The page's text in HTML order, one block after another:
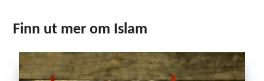
Finn ut mer om Islam